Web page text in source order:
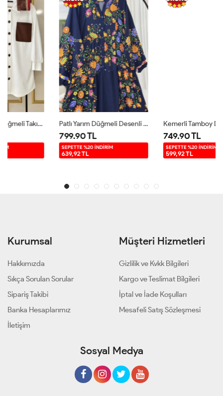
Patlı Yarım Düğmeli Desenli Elbise Lacivert UMS50261
SEPETTE %20 İNDİRİM
Kemerli Tamboy Düğmeli Viskon Elbise Lacivert UMS50167
SEPETTE %20 İNDİRİM
Kurumsal
Hakkımızda
Sıkça Sorulan Sorular
Sipariş Takibi
Banka Hesaplarımız
İletişim
Müşteri Hizmetleri
Gizlilik ve Kvkk Bilgileri
Kargo ve Teslimat Bilgileri
İptal ve İade Koşulları
Mesafeli Satış Sözleşmesi
Sosyal Medya